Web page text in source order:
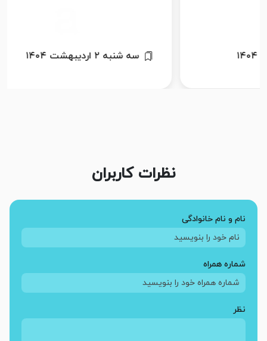
نظرات کاربران
نام و نام خانوادگی
شماره همراه
نظر